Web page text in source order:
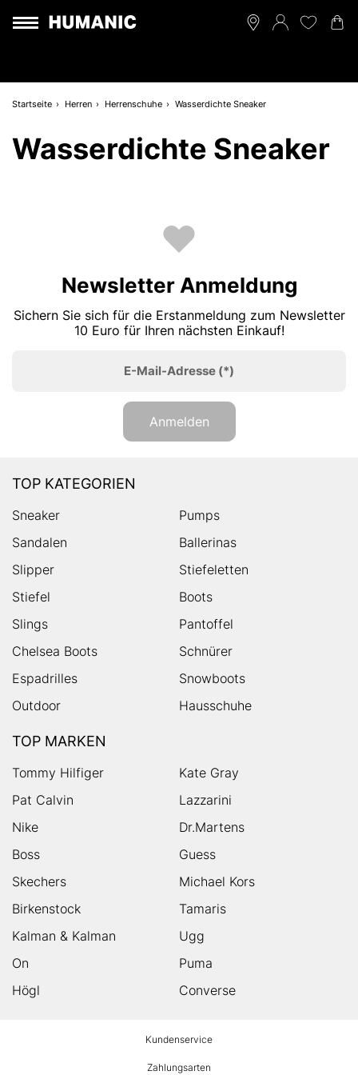
Startseite Herren Herrenschuhe Wasserdichte Sneaker
Wasserdichte Sneaker
Newsletter Anmeldung
Sichern Sie sich für die Erstanmeldung zum Newsletter
10 Euro für Ihren nächsten Einkauf!
E-Mail-Adresse (*)
Anmelden
TOP KATEGORIEN
Sneaker
Pumps
Sandalen
Ballerinas
Slipper
Stiefeletten
Stiefel
Boots
Slings
Pantoffel
Chelsea Boots
Schnürer
Espadrilles
Snowboots
Outdoor
Hausschuhe
TOP MARKEN
Tommy Hilfiger
Kate Gray
Pat Calvin
Lazzarini
Nike
Dr.Martens
Boss
Guess
Skechers
Michael Kors
Birkenstock
Tamaris
Kalman & Kalman
Ugg
On
Puma
Högl
Converse
Kundenservice
Zahlungsarten